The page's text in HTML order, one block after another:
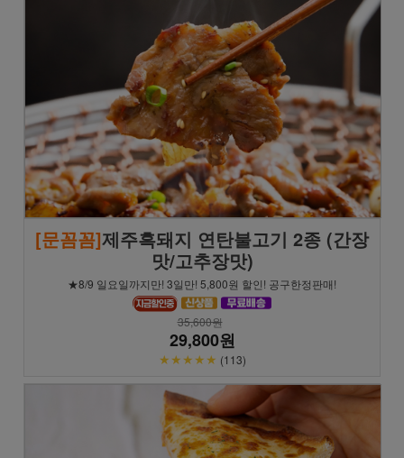
[문꼼꼼]제주흑돼지 연탄불고기 2종 (간장
맛/고추장맛)
★8/9 일요일까지만! 3일만! 5,800원 할인! 공구한정판매!
35,600원
29,800원
★★★★★ (113)